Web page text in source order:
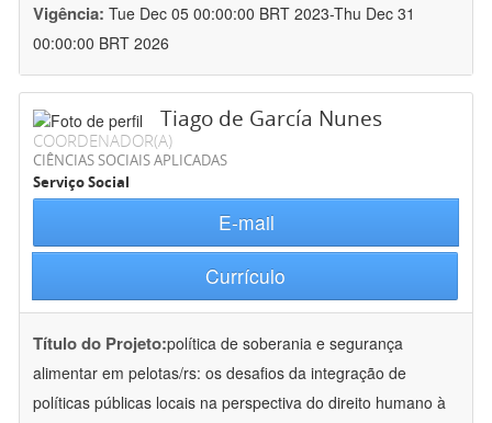
Vigência: Tue Dec 05 00:00:00 BRT 2023-Thu Dec 31
00:00:00 BRT 2026
Tiago de García Nunes
COORDENADOR(A)
CIÊNCIAS SOCIAIS APLICADAS
Serviço Social
E-mail
Currículo
Título do Projeto:política de soberania e segurança
alimentar em pelotas/rs: os desafios da integração de
políticas públicas locais na perspectiva do direito humano à